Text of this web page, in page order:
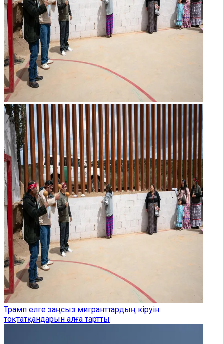
Трамп елге заңсыз мигранттардың кіруін
тоқтатқандарын алға тартты